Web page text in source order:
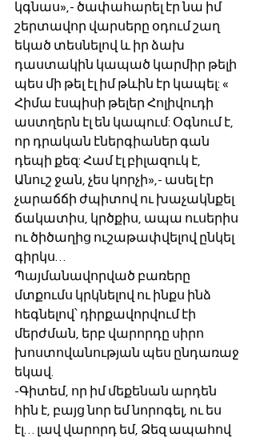
կգնաս»,- ծափահարել էր նա իմ
շերտավոր վարսերը օդում շաղ
եկած տեսնելով և իր ձախ
դաստակին կապած կարմիր թելի
պես մի թել էլ իմ թևին էր կապել: «
Հիմա էսպիսի թելեր Հոլիվուդի
աստղերն էլ են կապում: Օգնում է,
որ դրական էներգիաներ գան
դեպի քեզ: Համ էլ բիլազուկ է,
Անուշ ջան, չես կորչի»,- ասել էր
չարաճճի ժպիտով ու խաչակնքել
ճակատիս, կրծքիս, ապա ուսերիս
ու ծիծաղից ուշաթափվելով ընկել
գիրկս…
Պայմանավորված բառերը
մտքումս կրկնելով ու ինքս ինձ
հեգնելով՝ դիրքավորվում էի
մերժման, երբ վարորդը սիրո
խոստովանության պես ընդառաջ
եկավ.
-Գիտեմ, որ իմ մեքենան արդեն
հին է, բայց նոր եմ նորոգել, ու ես
էլ… լավ վարորդ եմ, Ձեզ ապահով